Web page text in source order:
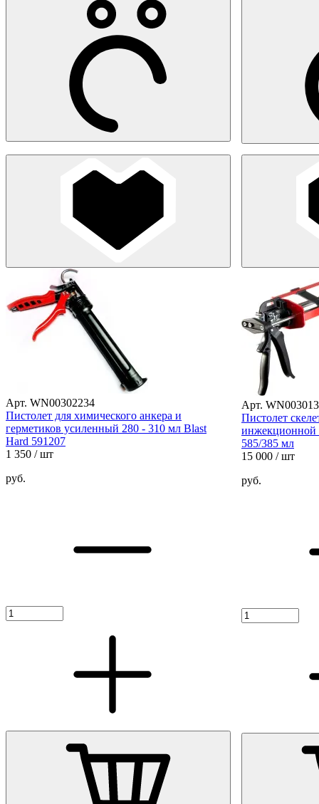
Арт. WN00302234
Пистолет для химического анкера и
герметиков усиленный 280 - 310 мл Blast
Hard 591207
1 350 / шт
руб.
Арт.
Пистолет
инжекционной
585/385 мл
15 000 / шт
руб.